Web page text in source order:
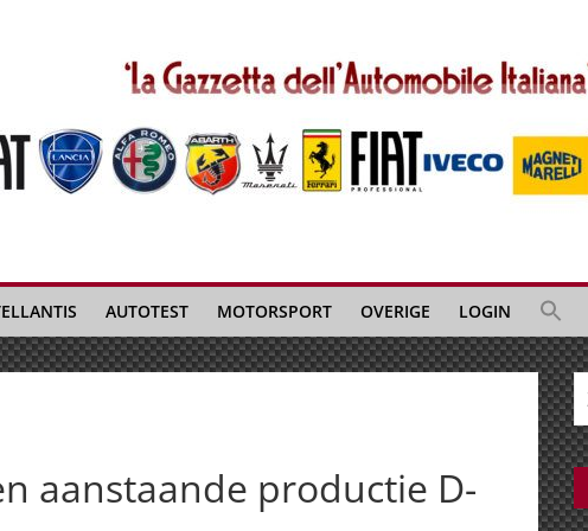
AUTOTEST MOTORSPORT OVERIGE LOGIN
aanstaande productie D-